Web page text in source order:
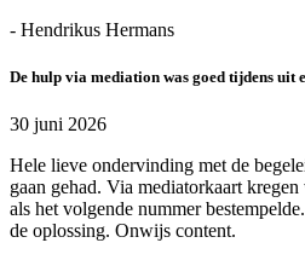
- Hendrikus Hermans
De hulp via mediation was goed tijdens uit
30 juni 2026
Hele lieve ondervinding met de
gaan gehad. Via mediatorkaart
als het volgende nummer
de oplossing. Onwijs content.